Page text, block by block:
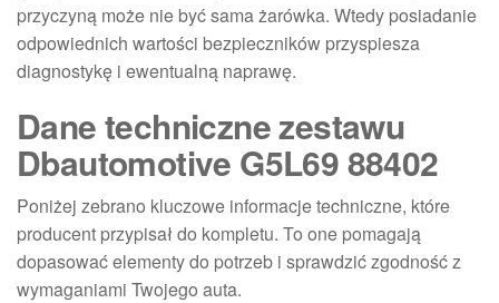
przyczyną może nie być sama żarówka. Wtedy posiadanie
odpowiednich wartości bezpieczników przyspiesza
diagnostykę i ewentualną naprawę.
Dane techniczne zestawu
Dbautomotive G5L69 88402
Poniżej zebrano kluczowe informacje techniczne, które
producent przypisał do kompletu. To one pomagają
dopasować elementy do potrzeb i sprawdzić zgodność z
wymaganiami Twojego auta.